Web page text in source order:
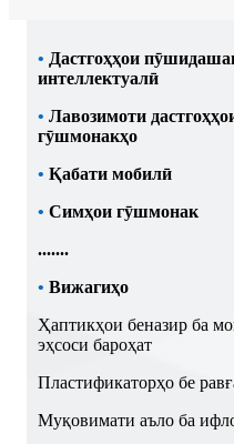
• Дастгоҳҳои
интеллектуалӣ
• Лавозимоти
гӯшмонакҳо
• Қабати мобилӣ
• Симҳои гӯшмонак
.......
• Вижагиҳо
Ҳаптикҳои беназир ба
эҳсоси бароҳат
Пластификаторҳо бе
Муқовимати аъло ба